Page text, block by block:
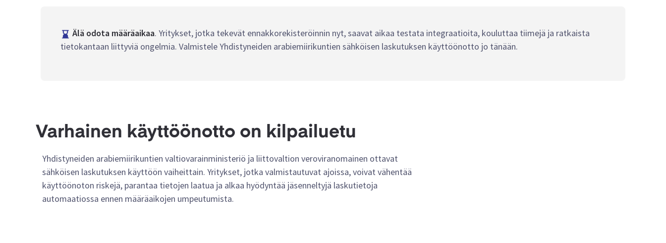
Älä odota määräaikaa. Yritykset, jotka tekevät ennakkorekisteröinnin nyt, saavat aikaa testata integraatioita, kouluttaa tiimejä ja ratkaista
tietokantaan liittyviä ongelmia. Valmistele Yhdistyneiden arabiemiirikuntien sähköisen laskutuksen käyttöönotto jo tänään.
Varhainen käyttöönotto on kilpailuetu
Yhdistyneiden arabiemiirikuntien valtiovarainministeriö ja liittovaltion veroviranomainen ottavat
sähköisen laskutuksen käyttöön vaiheittain. Yritykset, jotka valmistautuvat ajoissa, voivat vähentää
käyttöönoton riskejä, parantaa tietojen laatua ja alkaa hyödyntää jäsenneltyjä laskutietoja
automaatiossa ennen määräaikojen umpeutumista.